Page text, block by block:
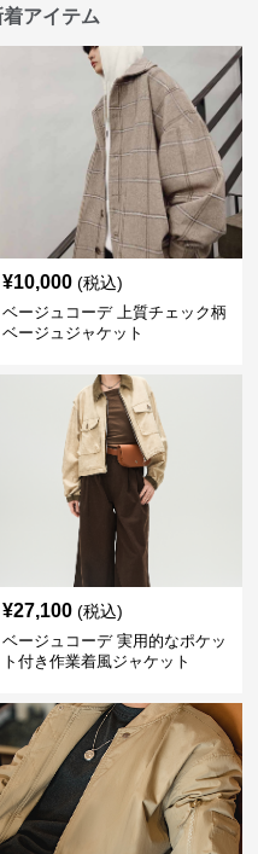
アイテム
¥10,000 (税込)
ベージュコーデ 上質チェック柄
ベージュジャケット
¥27,100 (税込)
ベージュコーデ 実用的なポケッ
ト付き作業着風ジャケット